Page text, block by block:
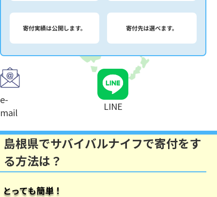
寄付実績は公開します。 寄付先は選べます。
e-
mail
LINE
島根県でサバイバルナイフで寄付をす
る方法は？
とっても簡単！